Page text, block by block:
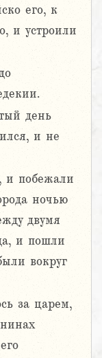
его, к
и устроили
день
и не
и побежали
ночью
двумя
и пошли
вокруг
за царем,